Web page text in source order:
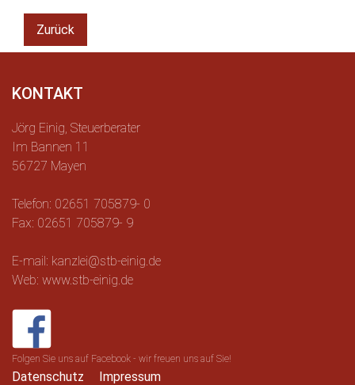
Zurück
KONTAKT
Jörg Einig, Steuerberater
Im Bannen 11
56727 Mayen
Telefon: 02651 705879- 0
Fax: 02651 705879- 9
E-mail: kanzlei@stb-einig.de
Web: www.stb-einig.de
Folgen Sie uns auf Facebook - wir freuen uns auf Sie!
Datenschutz Impressum